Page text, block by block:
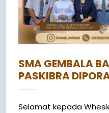
SMA GEMBALA
PASKIBRA
Selamat kepada